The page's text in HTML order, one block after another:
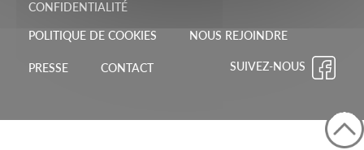
CONFIDENTIALITÉ
POLITIQUE DE COOKIES NOUS REJOINDRE
PRESSE CONTACT SUIVEZ-NOUS